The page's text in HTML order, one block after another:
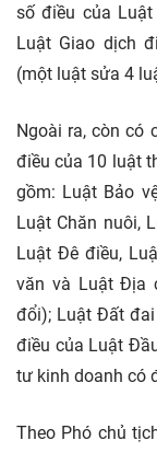
số điều của
Luật Giao dịch
(một luật sửa 4
Ngoài ra, còn có
điều của 10 luật
gồm: Luật Bảo
Luật Chăn nuôi,
Luật Đê điều,
văn và Luật Địa
đổi); Luật Đất
điều của Luật
tư kinh doanh có
Theo Phó chủ